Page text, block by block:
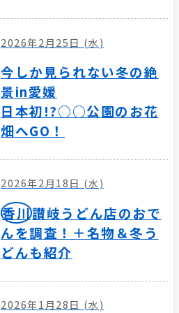
2026年2月25日 (水)
今しか見られない冬の絶
景in愛媛
日本初!?○○公園のお花
畑へGO！
2026年2月18日 (水)
香川讃岐うどん店のおで
んを調査！＋名物＆冬う
どんも紹介
2026年1月28日 (水)